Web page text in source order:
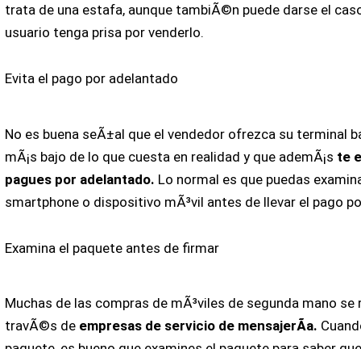
trata de una estafa, aunque tambiÃ©n puede darse el
usuario tenga prisa por venderlo.
Evita el pago por adelantado
No es buena seÃ±al que el vendedor ofrezca su terminal
mÃ¡s bajo de lo que cuesta en realidad y que ademÃ¡s te
pagues por adelantado. Lo normal es que puedas
smartphone o dispositivo mÃ³vil antes de llevar el pago
Examina el paquete antes de firmar
Muchas de las compras de mÃ³viles de segunda mano se
travÃ©s deempresas de servicio de mensajerÃ­a.